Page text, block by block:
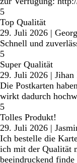
5
Top Qualität
29. Juli 2026 |
Schnell und
5
Super Qualität
29. Juli 2026 | Jihan
Die Postkarten
wirkt dadurch
5
Tolles Produkt!
29. Juli 2026 |
Ich bestelle die
ich mit der Qualität
beeindruckend